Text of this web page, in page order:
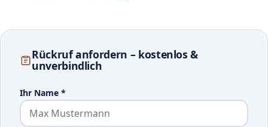
Rückruf anfordern – kostenlos &
unverbindlich
Ihr Name *